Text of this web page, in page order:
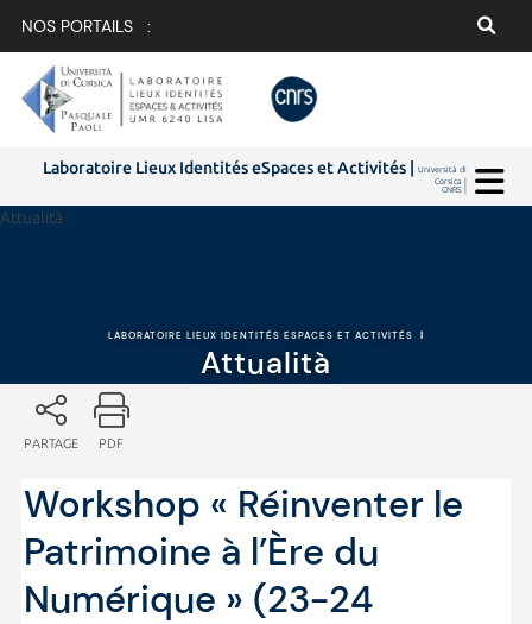
NOS PORTAILS :
Laboratoire Lieux Identités eSpaces et Activités |Università di
Corsica |
CNRS |
Attualità
LABORATOIRE LIEUX IDENTITÉS ESPACES ET ACTIVITÉS |
Attualità
PARTAGE PDF
Workshop « Réinventer le
Patrimoine à l’Ère du
Numérique » (23-24